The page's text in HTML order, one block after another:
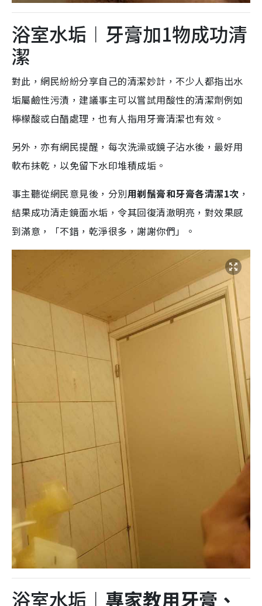
浴室水垢︱牙膏加1物成功清
潔
對此，網民紛紛分享自己的清潔妙計，不少人都指出水
垢屬鹼性污漬，建議事主可以嘗試用酸性的清潔劑例如
檸檬酸或白醋處理，也有人指用牙膏清潔也有效。
另外，亦有網民提醒，每次洗澡或鏡子沾水後，最好用
軟布抹乾，以免留下水印堆積成垢。
事主聽從網民意見後，分別用剃鬚膏和牙膏各清潔1次 ，
結果成功清走鏡面水垢，令其回復清澈明亮，對效果感
到滿意，「不錯，乾淨很多，謝謝你們」。
浴室水垢︱ 專家教用牙膏、